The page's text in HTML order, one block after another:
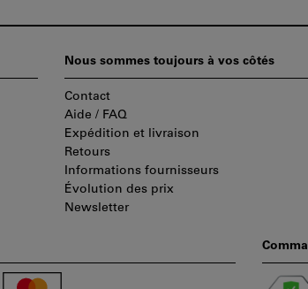
Nous sommes toujours à vos côtés
Contact
Aide / FAQ
Expédition et livraison
Retours
Informations fournisseurs
Évolution des prix
Newsletter